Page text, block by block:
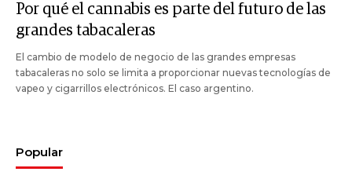
Por qué el cannabis es parte del futuro de las
grandes tabacaleras
El cambio de modelo de negocio de las grandes empresas
tabacaleras no solo se limita a proporcionar nuevas tecnologías de
vapeo y cigarrillos electrónicos. El caso argentino.
Popular